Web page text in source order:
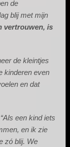
de
blij met mijn
vertrouwen, is
de kleintjes
kinderen even
en dat
“Als een kind iets
en ik zie
zó blij. We